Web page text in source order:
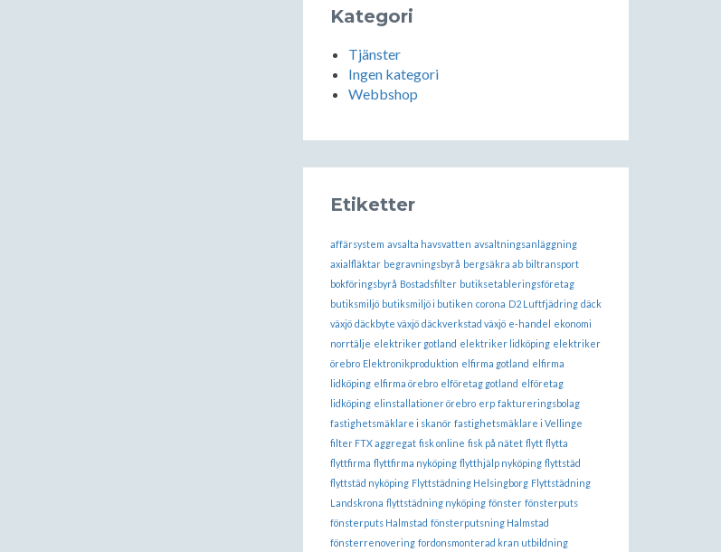
Kategori
Tjänster
Ingen kategori
Webbshop
Etiketter
affärsystem avsalta havsvatten avsaltningsanläggning
axialfläktar begravningsbyrå bergsäkra ab biltransport
bokföringsbyrå Bostadsfilter butiksetableringsföretag
butiksmiljö butiksmiljö i butiken corona D2 Luftfjädring däck
växjö däckbyte växjö däckverkstad växjö e-handel ekonomi
norrtälje elektriker gotland elektriker lidköping elektriker
örebro Elektronikproduktion elfirma gotland elfirma
lidköping elfirma örebro elföretag gotland elföretag
lidköping elinstallationer örebro erp faktureringsbolag
fastighetsmäklare i skanör fastighetsmäklare i Vellinge
filter FTX aggregat fisk online fisk på nätet flytt flytta
flyttfirma flyttfirma nyköping flytthjälp nyköping flyttstäd
flyttstäd nyköping Flyttstädning Helsingborg Flyttstädning
Landskrona flyttstädning nyköping fönster fönsterputs
fönsterputs Halmstad fönsterputsning Halmstad
fönsterrenovering fordonsmonterad kran utbildning